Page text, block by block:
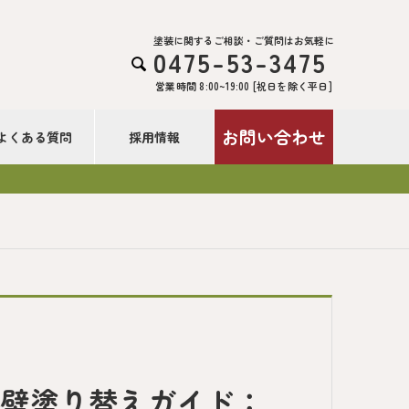

塗装に関するご相談・ご質問はお気軽に
0475-53-3475
営業時間 8:00~19:00 [祝日を除く平日]
くある質問 採用情報 お問い合わせ